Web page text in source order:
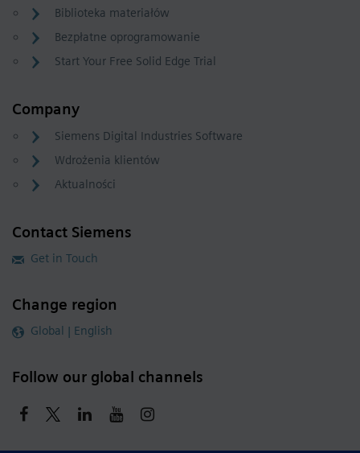
Biblioteka materiałów
Bezpłatne oprogramowanie
Start Your Free Solid Edge Trial
Company
Siemens Digital Industries Software
Wdrożenia klientów
Aktualności
Contact Siemens
Get in Touch
Change region
Global | English
Follow our global channels